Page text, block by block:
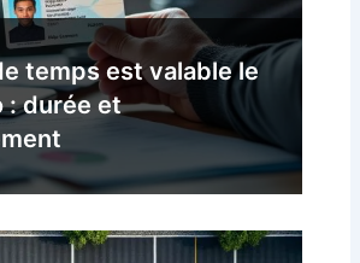
temps est valable le
: durée et